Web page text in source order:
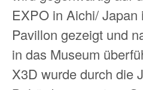
EXPO in Aichi/ Japan
Pavillon gezeigt und
in das Museum
X3D wurde durch die